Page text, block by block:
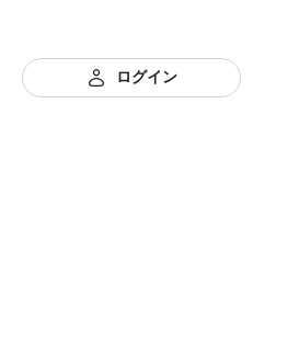
ログイン